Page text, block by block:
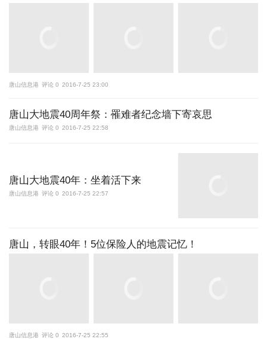
唐山信息港 评论 0 2016-7-25 23:00
唐山大地震40周年祭：罹难者纪念墙下寄哀思
唐山信息港 评论 0 2016-7-25 22:58
唐山大地震40年：坐着活下来
唐山信息港 评论 0 2016-7-25 22:57
唐山，转眼40年！5位保险人的地震记忆！
唐山信息港 评论 0 2016-7-25 22:55